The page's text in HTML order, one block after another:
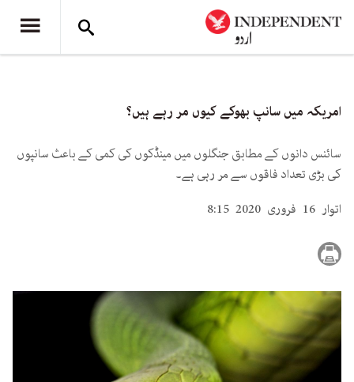
امریکہ میں سانپ بھوکے کیوں مر رہے ہیں؟
سائنس دانوں کے مطابق جنگلوں میں مینڈکوں کی کمی کے باعث سانپوں
کی بڑی تعداد فاقوں سے مر رہی ہے۔
اتوار 16 فروری 2020 8:15